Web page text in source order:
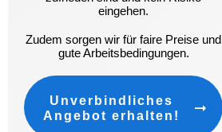
eingehen.
Zudem sorgen wir für faire Preise und
gute Arbeitsbedingungen.
Unverbindliches
Angebot erhalten!